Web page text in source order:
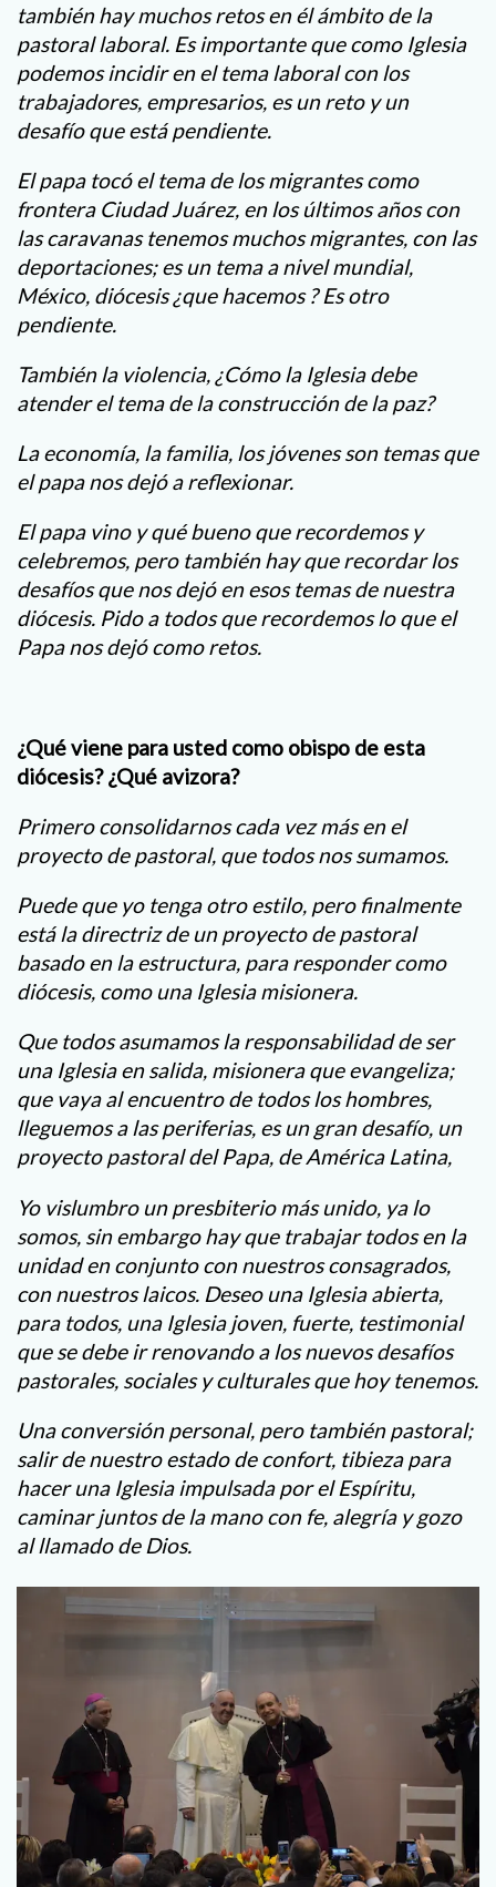
también hay muchos retos en él ámbito de la
pastoral laboral. Es importante que como Iglesia
podemos incidir en el tema laboral con los
trabajadores, empresarios, es un reto y un
desafío que está pendiente.
El papa tocó el tema de los migrantes como
frontera Ciudad Juárez, en los últimos años con
las caravanas tenemos muchos migrantes, con las
deportaciones; es un tema a nivel mundial,
México, diócesis ¿que hacemos ? Es otro
pendiente.
También la violencia, ¿Cómo la Iglesia debe
atender el tema de la construcción de la paz?
La economía, la familia, los jóvenes son temas que
el papa nos dejó a reflexionar.
El papa vino y qué bueno que recordemos y
celebremos, pero también hay que recordar los
desafíos que nos dejó en esos temas de nuestra
diócesis. Pido a todos que recordemos lo que el
Papa nos dejó como retos.
¿Qué viene para usted como obispo de esta
diócesis? ¿Qué avizora?
Primero consolidarnos cada vez más en el
proyecto de pastoral, que todos nos sumamos.
Puede que yo tenga otro estilo, pero finalmente
está la directriz de un proyecto de pastoral
basado en la estructura, para responder como
diócesis, como una Iglesia misionera.
Que todos asumamos la responsabilidad de ser
una Iglesia en salida, misionera que evangeliza;
que vaya al encuentro de todos los hombres,
lleguemos a las periferias, es un gran desafío, un
proyecto pastoral del Papa, de América Latina,
Yo vislumbro un presbiterio más unido, ya lo
somos, sin embargo hay que trabajar todos en la
unidad en conjunto con nuestros consagrados,
con nuestros laicos. Deseo una Iglesia abierta,
para todos, una Iglesia joven, fuerte, testimonial
que se debe ir renovando a los nuevos desafíos
pastorales, sociales y culturales que hoy tenemos.
Una conversión personal, pero también pastoral;
salir de nuestro estado de confort, tibieza para
hacer una Iglesia impulsada por el Espíritu,
caminar juntos de la mano con fe, alegría y gozo
al llamado de Dios.